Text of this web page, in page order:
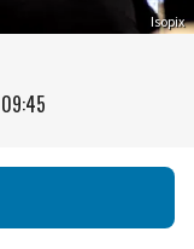
Isopix
09:45